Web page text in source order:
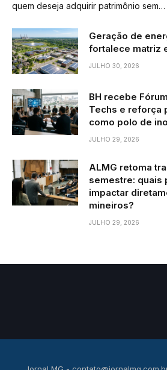
quem deseja adquirir patrimônio sem…
Geração de
fortalece matriz
JULHO 30, 2026
BH recebe
Techs e reforça
como polo de
JULHO 29, 2026
ALMG retoma
semestre: quais
impactar
mineiros?
JULHO 29, 2026